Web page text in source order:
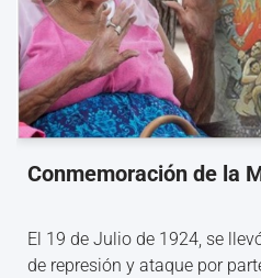
Conmemoración de la
El 19 de Julio de 1924, se
de represión y ataque por